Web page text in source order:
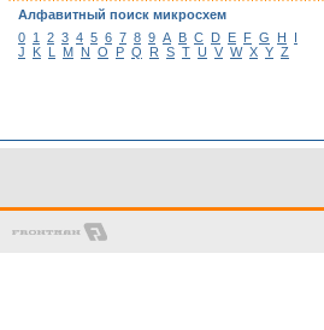
Алфавитный поиск микросхем
0 1 2 3 4 5 6 7 8 9 A B C D E F G H
I
J
K L M N O P Q R S T U V W X Y Z